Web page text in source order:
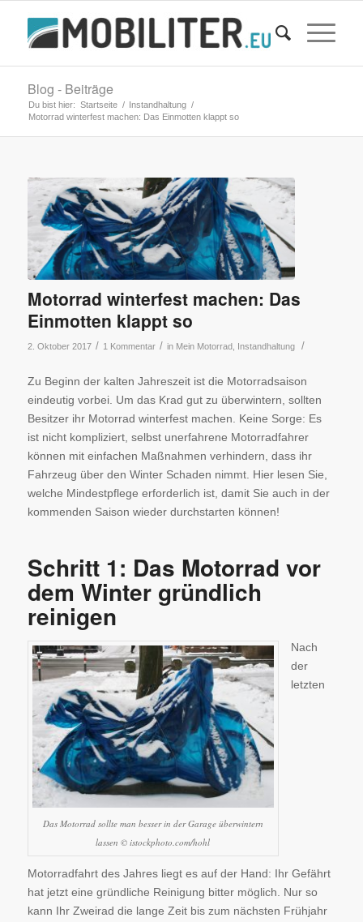
Blog - Beiträge
Du bist hier: Startseite / Instandhaltung /
Motorrad winterfest machen: Das Einmotten klappt so
Motorrad winterfest machen: Das
Einmotten klappt so
2. Oktober 2017 / 1 Kommentar / in Mein Motorrad, Instandhaltung /
Zu Beginn der kalten Jahreszeit ist die Motorradsaison
eindeutig vorbei. Um das Krad gut zu überwintern, sollten
Besitzer ihr Motorrad winterfest machen. Keine Sorge: Es
ist nicht kompliziert, selbst unerfahrene Motorradfahrer
können mit einfachen Maßnahmen verhindern, dass ihr
Fahrzeug über den Winter Schaden nimmt. Hier lesen Sie,
welche Mindestpflege erforderlich ist, damit Sie auch in der
kommenden Saison wieder durchstarten können!
Schritt 1: Das Motorrad vor
dem Winter gründlich
reinigen
Das Motorrad sollte man besser in der Garage überwintern
lassen © istockphoto.com/hohl
Nach
der
letzten
Motorradfahrt des Jahres liegt es auf der Hand: Ihr Gefährt
hat jetzt eine gründliche Reinigung bitter möglich. Nur so
kann Ihr Zweirad die lange Zeit bis zum nächsten Frühjahr